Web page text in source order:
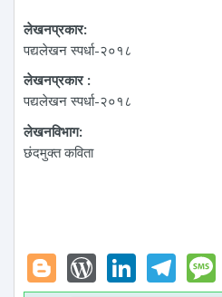
लेखनप्रकार:
पद्यलेखन स्पर्धा-२०१८
लेखनप्रकार :
पद्यलेखन स्पर्धा-२०१८
लेखनविभाग:
छंदमुक्त कविता
Blogger